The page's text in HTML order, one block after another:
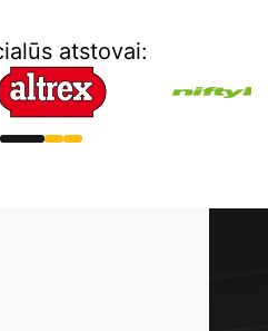
atstovai: